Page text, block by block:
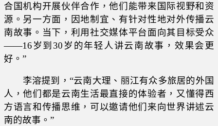
合国机构开展伙伴合作，他们能带来国际视野和资
源。另一方面，因地制宜、有针对性地对外传播云
南故事。当下，利用社交媒体平台面向其目标受众
——16岁到30岁的年轻人讲云南故事，效果会更
好。”
李溶提到，“云南大理、丽江有众多旅居的外国
人，他们都是云南生活最直接的体验者，又懂得西
方语言和传播思维，可以邀请他们来向世界讲述云
南的故事。”